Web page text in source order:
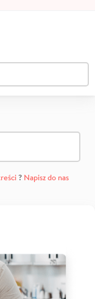
? Napisz do nas